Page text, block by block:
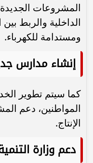
المشروعات
الداخلية والربط
ومستدامة للكهرباء.
إنشاء مدارس
كما سيتم تطوير
المواطنين، دعم
الإنتاج.
دعم وزارة